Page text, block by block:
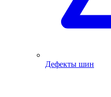
Дефекты шин